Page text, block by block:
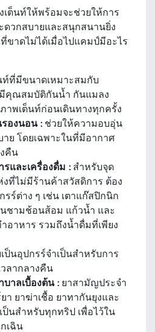
เต็นท์ให้พร้อมจะช่วยให้การ
ดวกสบายและสนุกสนานยิ่ง
าดไม่ได้เมื่อไปแคมป์มีอะไร
ท์ที่มีขนาดเหมาะสมกับ
คุณสมบัติกันน้ำ กันแมลง
าพเต็นท์ก่อนเดินทางทุกครั้ง
องนอน : ช่วยให้ความอบอุ่น
ย โดยเฉพาะในที่มีอากาศ
คืน
และเครื่องดื่ม : สำหรับจุด
งที่ไม่มีร้านค้าสวัสดิการ ต้อง
รร์ต่าง ๆ เช่น เตาแก๊สปิกนิก
ชามช้อนส้อม แก้วน้ำ และ
อาหาร รวมถึงน้ำดื่มที่เพียง
ป็นอุปกรร์จำเป็นสำหรับการ
ลากลางคืน
าลเบื้องต้น : ยาสามัญประจำ
า ยาฆ่าเชื้อ ยาทากันยุงและ
ป็นสำหรับทุกทริป เพื่อไว้ใน
เฉิน